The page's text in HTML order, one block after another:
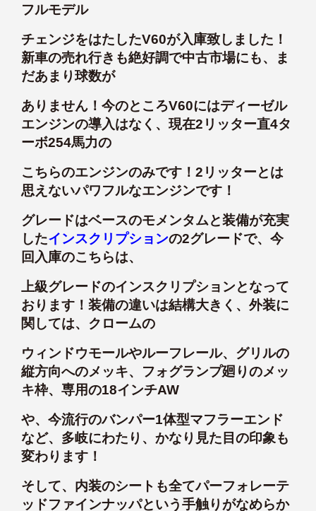
フルモデル
チェンジをはたしたV60が入庫致しました！
新車の売れ行きも絶好調で中古市場にも、ま
だあまり球数が
ありません！今のところV60にはディーゼル
エンジンの導入はなく、現在2リッター直4タ
ーボ254馬力の
こちらのエンジンのみです！2リッターとは
思えないパワフルなエンジンです！
グレードはベースのモメンタムと装備が充実
したインスクリプションの2グレードで、今
回入庫のこちらは、
上級グレードのインスクリプションとなって
おります！装備の違いは結構大きく、外装に
関しては、クロームの
ウィンドウモールやルーフレール、グリルの
縦方向へのメッキ、フォグランプ廻りのメッ
キ枠、専用の18インチAW
や、今流行のバンパー1体型マフラーエンド
など、多岐にわたり、かなり見た目の印象も
変わります！
そして、内装のシートも全てパーフォレーテ
ッドファインナッパという手触りがなめらか